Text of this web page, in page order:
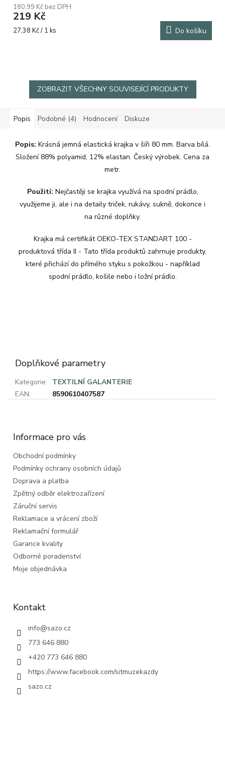
180,99 Kč bez DPH
219 Kč
Měrná
27,38 Kč / 1 ks Do košíku
ZOBRAZIT VŠECHNY SOUVISEJÍCÍ PRODUKTY
Popis Podobné (4) Hodnocení Diskuze
Popis: Krásná jemná elastická krajka v šíři 80 mm. Barva bílá.
Složení 88% polyamid, 12% elastan. Český výrobek. Cena za
metr.
Použití: Nejčastěji se krajka využívá na spodní prádlo,
využijeme ji, ale i na detaily triček, rukávy, sukně, dokonce i
na různé doplňky.
Krajka má certifikát OEKO-TEX STANDART 100 -
produktová třída II - Tato třída produktů zahrnuje produkty,
které přichází do přímého styku s pokožkou - například
spodní prádlo, košile nebo i ložní prádlo.
Doplňkové parametry
Kategorie:
TEXTILNÍ GALANTERIE
EAN: 8590610407587
Informace pro vás
Obchodní podmínky
Podmínky ochrany osobních údajů
Doprava a platba
Zpětný odběr elektrozařízení
Záruční servis
Reklamace a vrácení zboží
Reklamační formulář
Garance kvality
Odborné poradenství
Moje objednávka
Kontakt
info@sazo.cz
773 646 880
+420 773 646 880
https://www.facebook.com/sitmuzekazdy
sazo.cz